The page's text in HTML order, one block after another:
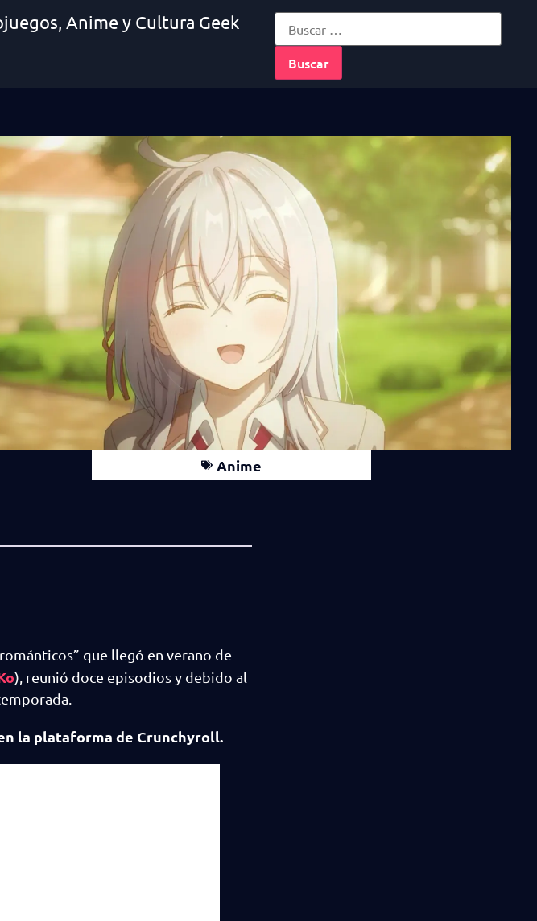
Anime y Cultura Geek
Anime
que llegó en verano de
), reunió doce episodios y debido al
la plataforma de Crunchyroll.